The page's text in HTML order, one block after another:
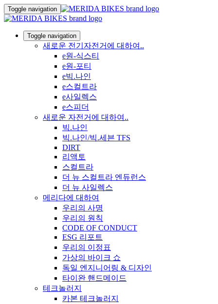
Toggle navigation
Toggle navigation
새로운 전기자전거에 대하여..
e원-식스티
e원-포티
e빅.나인
e스컬트라
e사일렉스
e스피더
새로운 자전거에 대하여..
빅.나인
빅.나인/빅.세븐 TFS
DIRT
리액토
스컬트라
더 뉴 스컬트라 엔듀런스
더 뉴 사일렉스
메리다에 대하여
우리의 사명
우리의 원칙
CODE OF CONDUCT
ESG 리포트
우리의 이정표
가상의 바이크 쇼
독일 엔지니어링 & 디자인
타이완 핸드메이드
테크놀러지
카본 테크놀러지